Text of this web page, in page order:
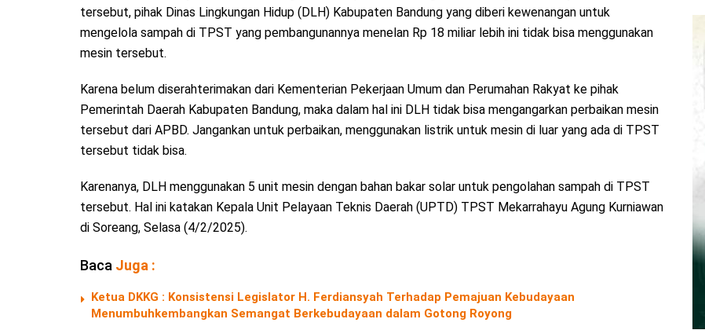
tersebut, pihak Dinas Lingkungan Hidup (DLH) Kabupaten Bandung yang diberi kewenangan untuk
mengelola sampah di TPST yang pembangunannya menelan Rp 18 miliar lebih ini tidak bisa menggunakan
mesin tersebut.
Karena belum diserahterimakan dari Kementerian Pekerjaan Umum dan Perumahan Rakyat ke pihak
Pemerintah Daerah Kabupaten Bandung, maka dalam hal ini DLH tidak bisa mengangarkan perbaikan mesin
tersebut dari APBD. Jangankan untuk perbaikan, menggunakan listrik untuk mesin di luar yang ada di TPST
tersebut tidak bisa.
Karenanya, DLH menggunakan 5 unit mesin dengan bahan bakar solar untuk pengolahan sampah di TPST
tersebut. Hal ini katakan Kepala Unit Pelayaan Teknis Daerah (UPTD) TPST Mekarrahayu Agung Kurniawan
di Soreang, Selasa (4/2/2025).
Baca Juga :
Ketua DKKG : Konsistensi Legislator H. Ferdiansyah Terhadap Pemajuan Kebudayaan
Menumbuhkembangkan Semangat Berkebudayaan dalam Gotong Royong